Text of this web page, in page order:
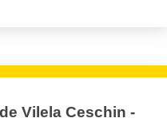
Vilela Ceschin -